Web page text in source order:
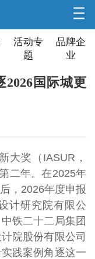
活动专
题
品牌企
业
2026国际城更
大奖（IASUR，
二年。在2025年
，2026年度申报
计研究院有限公
铁二十二局集团
院股份有限公司
践案例角逐这一